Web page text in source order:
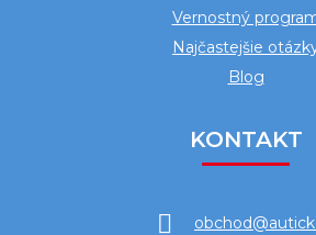
Vernostný
Najčastejšie
Blog
KONTAKT
obchod@